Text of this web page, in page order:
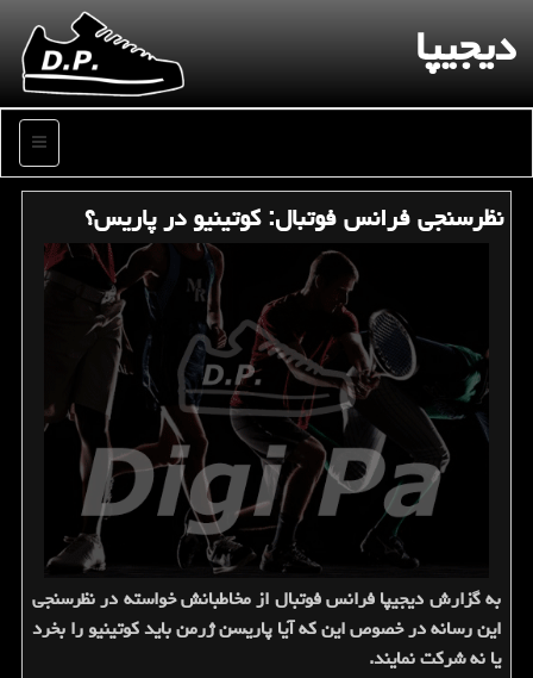
دیجیپا
منو
نظرسنجی فرانس فوتبال: كوتینیو در پاریس؟
به گزارش دیجیپا فرانس فوتبال از مخاطبانش خواسته در نظرسنجی
این رسانه در خصوص این كه آیا پاری‎سن ژرمن باید كوتینیو را بخرد
یا نه شركت نمایند.